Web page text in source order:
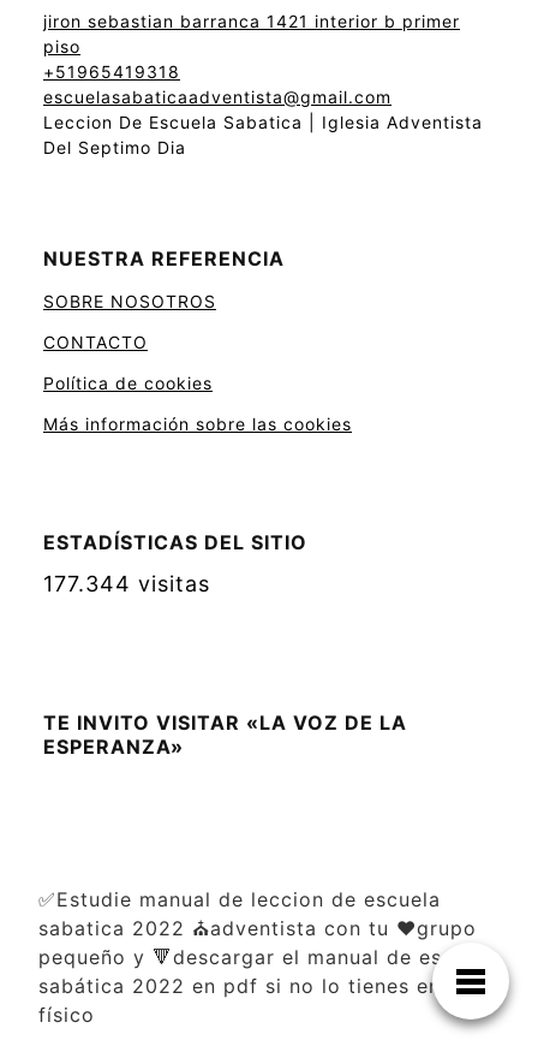
jiron sebastian barranca 1421 interior b primer
piso
+51965419318
escuelasabaticaadventista@gmail.com
Leccion De Escuela Sabatica | Iglesia Adventista
Del Septimo Dia
NUESTRA REFERENCIA
SOBRE NOSOTROS
CONTACTO
Política de cookies
Más información sobre las cookies
ESTADÍSTICAS DEL SITIO
177.344 visitas
TE INVITO VISITAR «LA VOZ DE LA
ESPERANZA»
✅Estudie manual de leccion de escuela
sabatica 2022 ⛪adventista con tu ❤️grupo
pequeño y 🔻descargar el manual de escuela
sabática 2022 en pdf si no lo tienes en
físico